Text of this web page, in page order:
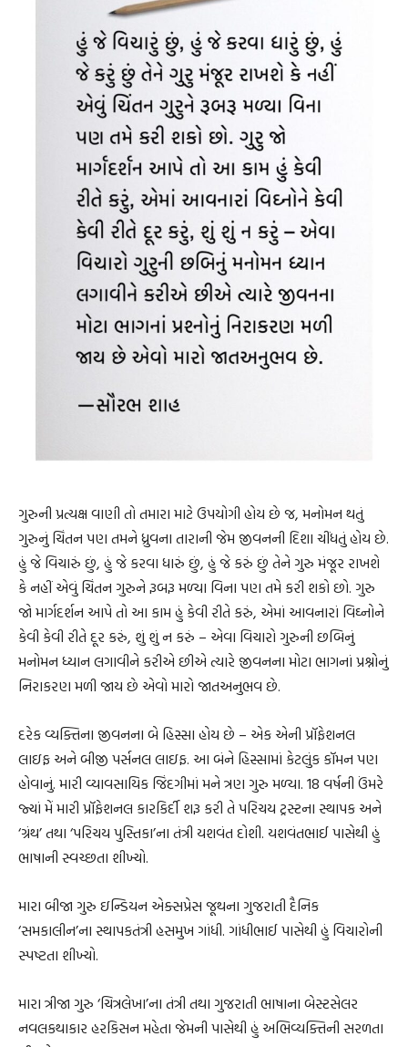
ગુરુની પ્રત્યક્ષ વાણી તો તમારા માટે ઉપયોગી હોય છે જ, મનોમન થતું
ગુરુનું ચિંતન પણ તમને ધ્રુવના તારાની જેમ જીવનની દિશા ચીંધતું હોય છે.
હું જે વિચારું છું, હું જે કરવા ધારું છું, હું જે કરું છું તેને ગુરુ મંજૂર રાખશે
કે નહીં એવું ચિંતન ગુરુને રૂબરૂ મળ્યા વિના પણ તમે કરી શકો છો. ગુરુ
જો માર્ગદર્શન આપે તો આ કામ હું કેવી રીતે કરું, એમાં આવનારાં વિઘ્નોને
કેવી કેવી રીતે દૂર કરું, શું શું ન કરું – એવા વિચારો ગુરુની છબિનું
મનોમન ધ્યાન લગાવીને કરીએ છીએ ત્યારે જીવનના મોટા ભાગનાં પ્રશ્નોનું
નિરાકરણ મળી જાય છે એવો મારો જાતઅનુભવ છે.
દરેક વ્યક્તિના જીવનના બે હિસ્સા હોય છે – એક એની પ્રૉફેશનલ
લાઇફ અને બીજી પર્સનલ લાઇફ. આ બંને હિસ્સામાં કેટલુંક કૉમન પણ
હોવાનું. મારી વ્યાવસાયિક જિંદગીમાં મને ત્રણ ગુરુ મળ્યા. 18 વર્ષની ઉંમરે
જ્યાં મેં મારી પ્રૉફેશનલ કારકિર્દી શરૂ કરી તે પરિચય ટ્રસ્ટના સ્થાપક અને
‘ગ્રંથ’ તથા ‘પરિચય પુસ્તિકા’ના તંત્રી યશવંત દોશી. યશવંતભાઈ પાસેથી હું
ભાષાની સ્વચ્છતા શીખ્યો.
મારા બીજા ગુરુ ઇન્ડિયન એક્સપ્રેસ જૂથના ગુજરાતી દૈનિક
‘સમકાલીન’ના સ્થાપકતંત્રી હસમુખ ગાંધી. ગાંધીભાઈ પાસેથી હું વિચારોની
સ્પષ્ટતા શીખ્યો.
મારા ત્રીજા ગુરુ ‘ચિત્રલેખા’ના તંત્રી તથા ગુજરાતી ભાષાના બેસ્ટસેલર
નવલકથાકાર હરકિસન મહેતા જેમની પાસેથી હું અભિવ્યક્તિની સરળતા